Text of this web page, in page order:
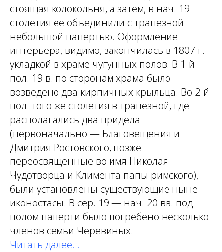
стоящая колокольня, а затем, в нач. 19
столетия ее объединили с трапезной
небольшой папертью. Оформление
интерьера, видимо, закончилась в 1807 г.
укладкой в храме чугунных полов. В 1-й
пол. 19 в. по сторонам храма было
возведено два кирпичных крыльца. Во 2-й
пол. того же столетия в трапезной, где
располагались два придела
(первоначально — Благовещения и
Дмитрия Ростовского, позже
переосвященные во имя Николая
Чудотворца и Климента папы римского),
были установлены существующие ныне
иконостасы. В сер. 19 — нач. 20 вв. под
полом паперти было погребено несколько
членов семьи Черевиных.
Читать далее...